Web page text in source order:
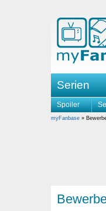
Serien
Spoiler
myFanbase »